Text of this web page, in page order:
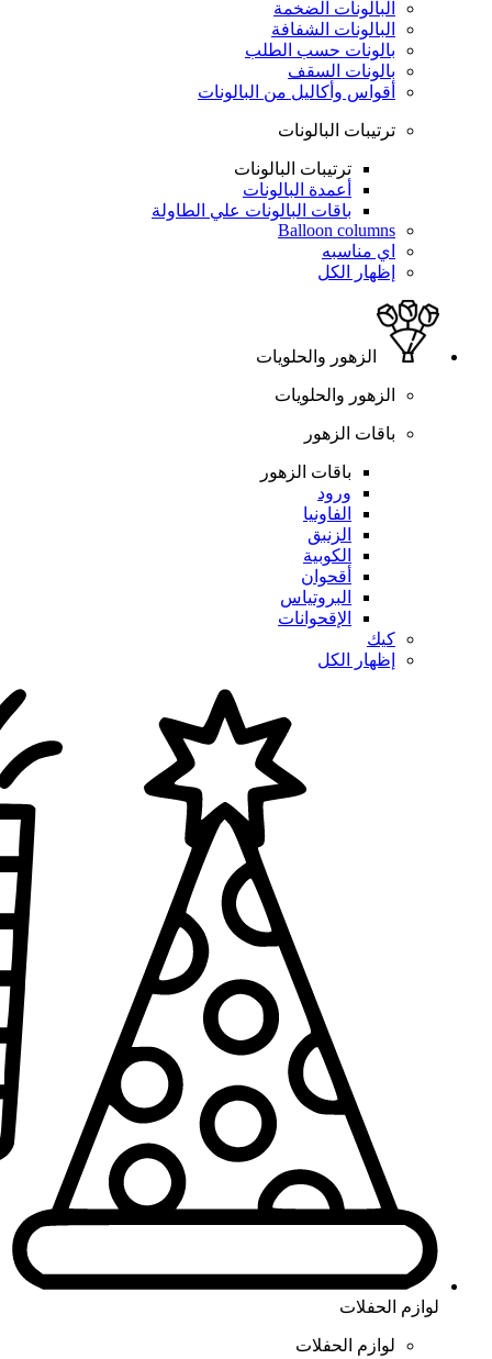
البالونات الضخمة
البالونات الشفافة
بالونات حسب الطلب
بالونات السقف
أقواس وأكاليل من البالونات
ترتيبات البالونات
ترتيبات البالونات
أعمدة البالونات
باقات البالونات علي الطاولة
Balloon columns
اي مناسبه
إظهار الكل
الزهور والحلويات
الزهور والحلويات
باقات الزهور
باقات الزهور
ورود
الفاونيا
الزنبق
الكوبية
أقحوان
البروتياس
الإقحوانات
كيك
إظهار الكل
لوازم الحفلات
لوازم الحفلات